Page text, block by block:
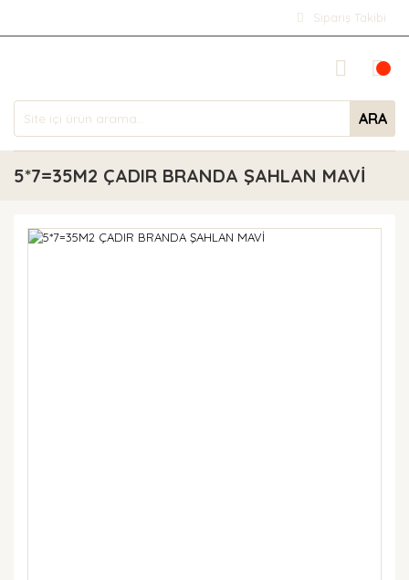
Sipariş Takibi
ARA
5*7=35M2 ÇADIR BRANDA ŞAHLAN MAVİ